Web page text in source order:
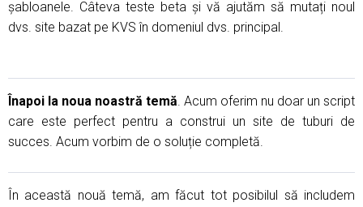
șabloanele. Câteva teste beta și vă ajutăm să mutați noul
dvs. site bazat pe KVS în domeniul dvs. principal.
Înapoi la noua noastră temă. Acum oferim nu doar un script
care este perfect pentru a construi un site de tuburi de
succes. Acum vorbim de o soluție completă.
În această nouă temă, am făcut tot posibilul să includem